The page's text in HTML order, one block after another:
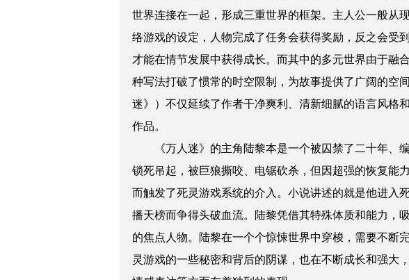
世界连接在一起，形成三重世界的框架。主人公一般从
络游戏的设定，人物完成了任务会获得奖励，反之会受
才能在情节发展中获得成长。而其中的多元世界由于融
种写法打破了惯常的时空限制，为故事提供了广阔的空
迷》）不仅延续了作者干净爽利、清新细腻的语言风格
作品。
《万人迷》的主角陆黎本是一个被囚禁了二十年
锁死吊起，被巨狼撕咬、电锯砍杀，但因超强的恢复能
而触发了死灵游戏系统的介入。小说讲述的就是他进入
播天榜而争得头破血流。陆黎凭借其特殊体质和能力，
的焦点人物。陆黎在一个个惊悚世界中穿梭，需要不断
灵游戏的一些秘密和背后的阴谋，也在不断成长和强大